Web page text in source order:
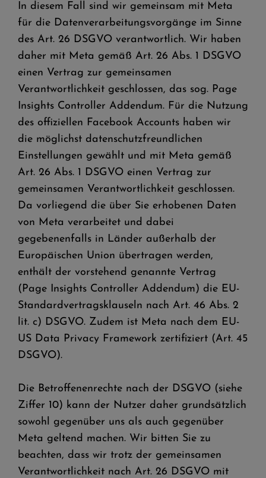
In diesem Fall sind wir gemeinsam mit Meta
für die Datenverarbeitungsvorgänge im Sinne
des Art. 26 DSGVO verantwortlich. Wir haben
daher mit Meta gemäß Art. 26 Abs. 1 DSGVO
einen Vertrag zur gemeinsamen
Verantwortlichkeit geschlossen, das sog. Page
Insights Controller Addendum. Für die Nutzung
des offiziellen Facebook Accounts haben wir
die möglichst datenschutzfreundlichen
Einstellungen gewählt und mit Meta gemäß
Art. 26 Abs. 1 DSGVO einen Vertrag zur
gemeinsamen Verantwortlichkeit geschlossen.
Da vorliegend die über Sie erhobenen Daten
von Meta verarbeitet und dabei
gegebenenfalls in Länder außerhalb der
Europäischen Union übertragen werden,
enthält der vorstehend genannte Vertrag
(Page Insights Controller Addendum) die EU-
Standardvertragsklauseln nach Art. 46 Abs. 2
lit. c) DSGVO. Zudem ist Meta nach dem EU-
US Data Privacy Framework zertifiziert (Art. 45
DSGVO).
Die Betroffenenrechte nach der DSGVO (siehe
Ziffer 10) kann der Nutzer daher grundsätzlich
sowohl gegenüber uns als auch gegenüber
Meta geltend machen. Wir bitten Sie zu
beachten, dass wir trotz der gemeinsamen
Verantwortlichkeit nach Art. 26 DSGVO mit